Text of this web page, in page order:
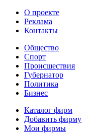
О проекте
Реклама
Контакты
Общество
Спорт
Происшествия
Губернатор
Политика
Бизнес
Каталог фирм
Добавить фирму
Мои фирмы